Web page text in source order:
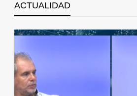
ACTUALIDAD